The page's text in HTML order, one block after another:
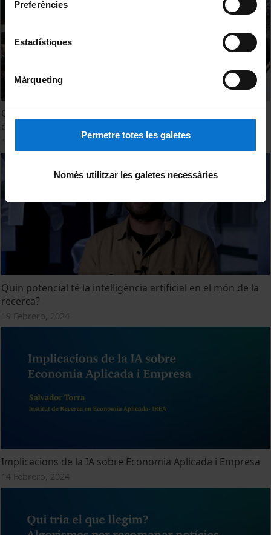
Preferències
Estadístiques
Màrqueting
Permetre totes les galetes
Només utilitzar les galetes necessàries
Quan la intel·ligència artificial es troba amb les llengües
del món
Quin potencial té la intel·ligència artificial en el món de la
recerca?
19 Febrero, 2024
Implicacions de la IA sobre Economia Aplicada i Empresa
14 Febrero, 2024